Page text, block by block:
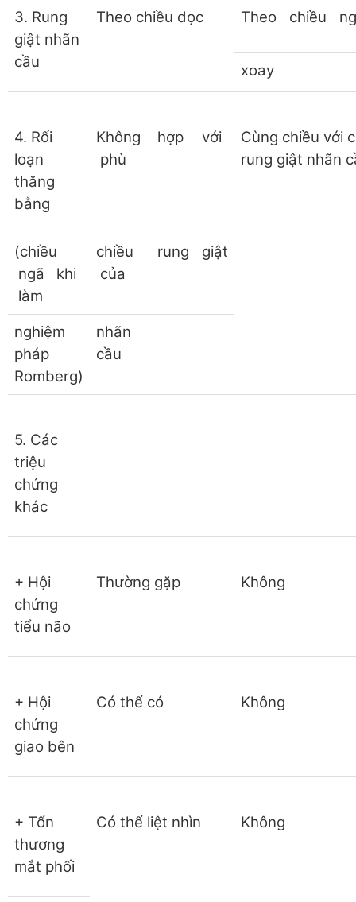
3. Rung
giật nhãn
cầu
Theo chiều dọc Theo chiều
xoay
4. Rối
loạn
thăng
bằng
Không
phù
hợp với
Cùng chiều với
rung giật nhãn
(chiều
ngã khi
làm
chiều
của
rung giật
nghiệm
pháp
Romberg)
nhãn
cầu
5. Các
triệu
chứng
khác
+ Hội
chứng
tiểu não
Thường gặp Không
+ Hội
chứng
giao bên
Có thể có Không
+ Tổn
thương
mắt phối
Có thể liệt nhìn Không